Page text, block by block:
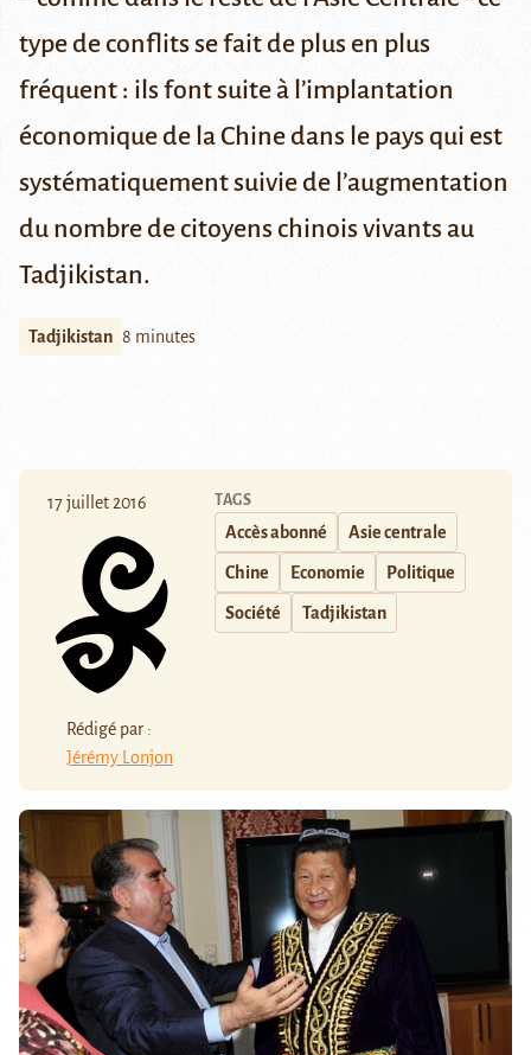
type de conflits se fait de plus en plus
fréquent : ils font suite à l’implantation
économique de la Chine dans le pays qui est
systématiquement suivie de l’augmentation
du nombre de citoyens chinois vivants au
Tadjikistan.
Tadjikistan 8 minutes
17 juillet 2016
Rédigé par :
Jérémy Lonjon
TAGS
Accès abonné Asie centrale
Chine Economie Politique
Société Tadjikistan